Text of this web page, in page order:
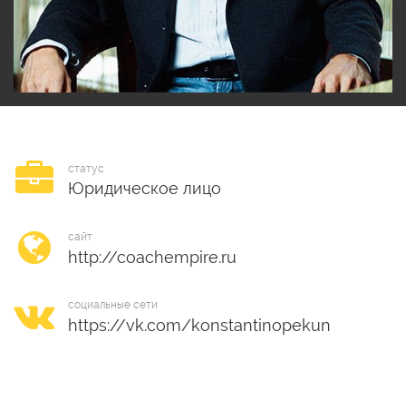
статус
Юридическое лицо
сайт
социальные сети